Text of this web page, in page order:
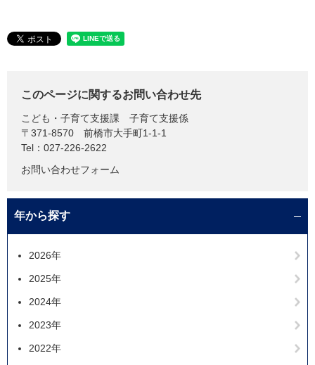
このページに関するお問い合わせ先
こども・子育て支援課
子育て支援係
〒371-8570
前橋市大手町1-1-1
Tel：027-226-2622
お問い合わせフォーム
年から探す
2026年
2025年
2024年
2023年
2022年